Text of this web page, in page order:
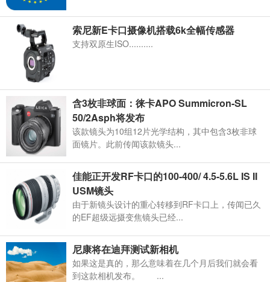
索尼新E卡口摄像机搭载6k全幅传感器
支持双原生ISO..........
含3枚非球面：徕卡APO Summicron-SL
50/2Asph将发布
该款镜头为10组12片光学结构，其中包含3枚非球
面镜片。此前传闻该款镜头...
佳能正开发RF卡口的100-400/ 4.5-5.6L IS II
USM镜头
由于新镜头设计的重心转移到RF卡口上，传闻已久
的EF超级远摄变焦镜头已经...
尼康将在迪拜测试新相机
如果这是真的，那么意味着在几个月后我们就会看
到这款相机发布。 ...